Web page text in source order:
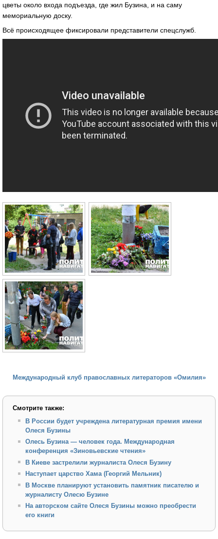
цветы около входа подъезда, где жил Бузина, и на саму
мемориальную доску.
Всё происходящее фиксировали представители спецслужб.
Международный клуб православных литераторов «Омилия»
Смотрите также:
В России будет учреждена литературная премия имени
Олеся Бузины
Олесь Бузина — человек года. Международная
конференция «Зиновьевские чтения»
В Киеве застрелили журналиста Олеся Бузину
Наступает царство Хама (Георгий Мельник)
В Москве планируют установить памятник писателю и
журналисту Олесю Бузине
На авторском сайте Олеся Бузины можно преобрести
его книги